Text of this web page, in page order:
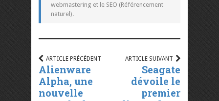
webmastering et le SEO (Référencement
naturel).
ARTICLE PRÉCÉDENT
Alienware
Alpha, une
nouvelle
ARTICLE SUIVANT
Seagate
dévoile le
premier